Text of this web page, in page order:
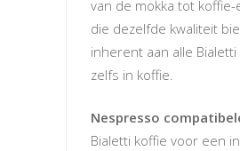
van de mokka tot
die dezelfde kwaliteit
inherent aan alle
zelfs in koffie.
Nespresso
Bialetti koffie voor een